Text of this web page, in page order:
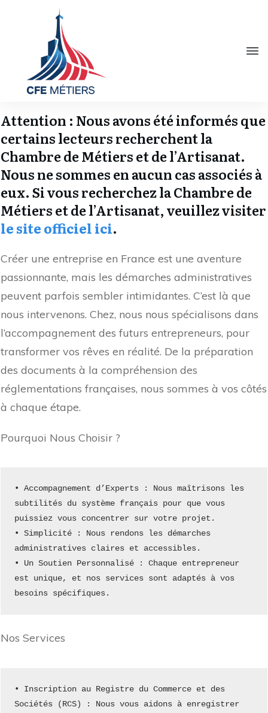
Attention : Nous avons été informés que
certains lecteurs recherchent la
Chambre de Métiers et de l’Artisanat.
Nous ne sommes en aucun cas associés à
eux. Si vous recherchez la Chambre de
Métiers et de l’Artisanat, veuillez visiter
le site officiel ici.
Créer une entreprise en France est une aventure
passionnante, mais les démarches administratives
peuvent parfois sembler intimidantes. C’est là que
nous intervenons. Chez, nous nous spécialisons dans
l’accompagnement des futurs entrepreneurs, pour
transformer vos rêves en réalité. De la préparation
des documents à la compréhension des
réglementations françaises, nous sommes à vos côtés
à chaque étape.
Pourquoi Nous Choisir ?
• Accompagnement d’Experts : Nous maîtrisons les
subtilités du système français pour que vous
puissiez vous concentrer sur votre projet.
• Simplicité : Nous rendons les démarches
administratives claires et accessibles.
• Un Soutien Personnalisé : Chaque entrepreneur
est unique, et nos services sont adaptés à vos
besoins spécifiques.
Nos Services
• Inscription au Registre du Commerce et des
Sociétés (RCS) : Nous vous aidons à enregistrer